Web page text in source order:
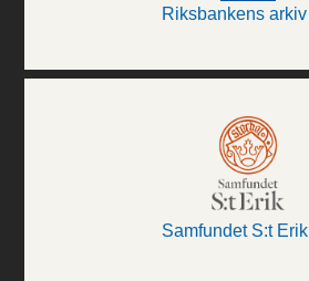
Riksbankens arkiv
Samfundet S:t Erik